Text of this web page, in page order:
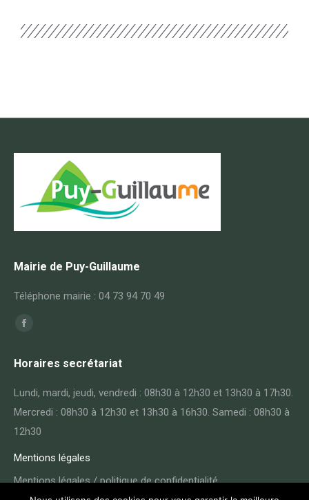
Mairie de Puy-Guillaume
Téléphone mairie : 04 73 94 70 49
Trouvez nous sur :
Horaires secrétariat
Lundi, mardi, jeudi, vendredi : 08h30 à 12h30 et 13h30 à 17h30.
Mercredi : 08h30 à 12h30 et 13h30 à 16h30. Samedi : 08h30 à
12h30
Mentions légales
Mentions légales / politique de confidentialité